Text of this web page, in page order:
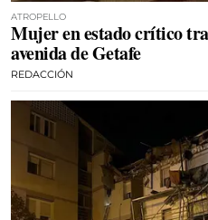
ATROPELLO
Mujer en estado crítico
avenida de Getafe
REDACCIÓN